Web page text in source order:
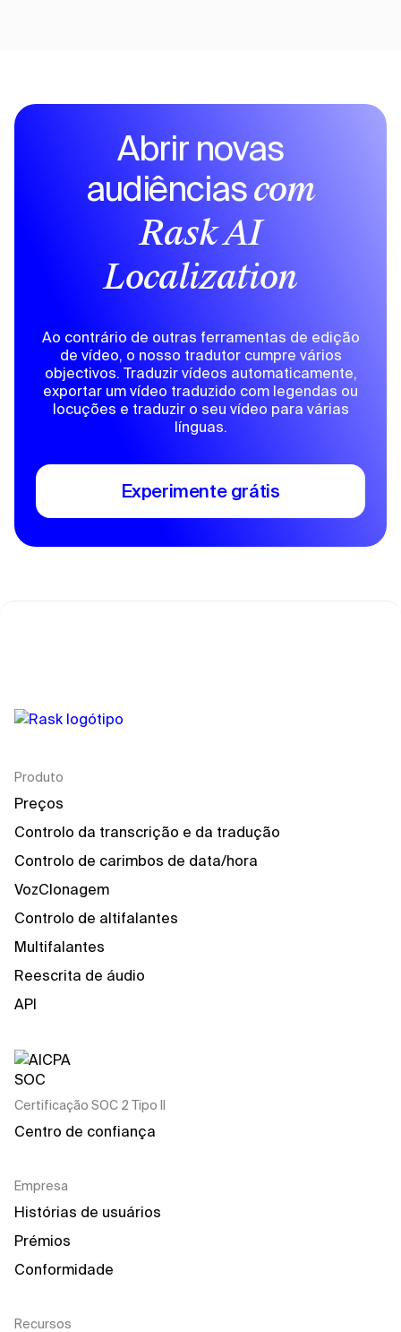
Abrir novas
audiências com
Rask AI
Localization
Ao contrário de outras ferramentas de edição
de vídeo, o nosso tradutor cumpre vários
objectivos. Traduzir vídeos automaticamente,
exportar um vídeo traduzido com legendas ou
locuções e traduzir o seu vídeo para várias
línguas.
Experimente grátis
Produto
Preços
Controlo da transcrição e da tradução
Controlo de carimbos de data/hora
VozClonagem
Controlo de altifalantes
Multifalantes
Reescrita de áudio
API
Certificação SOC 2 Tipo II
Centro de confiança
Empresa
Histórias de usuários
Prémios
Conformidade
Recursos